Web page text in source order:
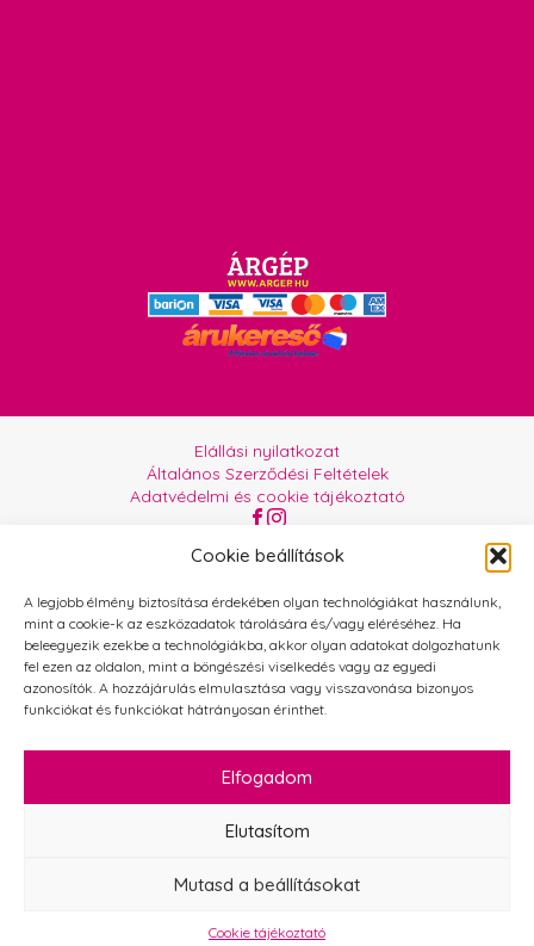
Cookie beállítások
A legjobb élmény biztosítása érdekében olyan technológiákat használunk,
mint a cookie-k az eszközadatok tárolására és/vagy eléréséhez. Ha
beleegyezik ezekbe a technológiákba, akkor olyan adatokat dolgozhatunk
fel ezen az oldalon, mint a böngészési viselkedés vagy az egyedi
azonosítók. A hozzájárulás elmulasztása vagy visszavonása bizonyos
funkciókat és funkciókat hátrányosan érinthet.
Elfogadom
Elutasítom
Mutasd a beállításokat
Cookie tájékoztató
Elállási nyilatkozat
Általános Szerződési Feltételek
Adatvédelmi és cookie tájékoztató